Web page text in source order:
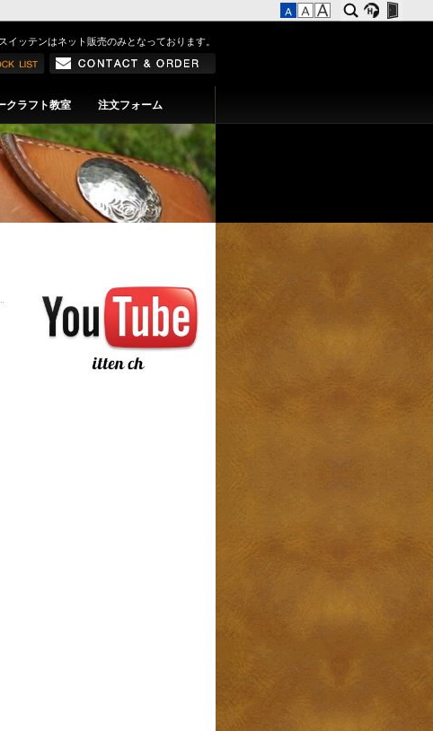
イッテンはネット販売のみとなっております。
クラフト教室 注文フォーム